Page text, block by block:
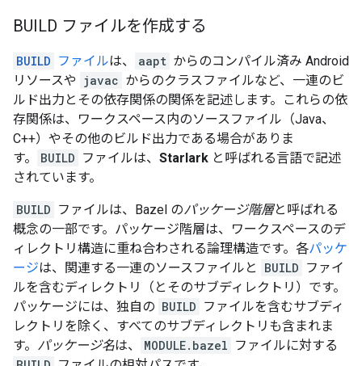
BUILD ファイルを作成する
BUILD ファイルは、 aapt からのコンパイル済み Android
リソースや javac からのクラスファイルなど、一連のビ
ルド出力とその依存関係の関係を記述します。これらの依
存関係は、ワークスペース内のソースファイル（Java、
C++）やその他のビルド出力である場合がありま
す。
BUILD ファイルは、 Starlark と呼ばれる言語で記述
されています。
BUILD ファイルは、Bazel のパッケージ階層と呼ばれる
概念の一部です。パッケージ階層は、ワークスペースのデ
ィレクトリ構造に重ね合わされる論理構造です。各パッケ
ージは、関連する一連のソースファイルと BUILD ファイ
ルを含むディレクトリ（とそのサブディレクトリ）です。
パッケージには、独自の BUILD ファイルを含むサブディ
レクトリを除く、すべてのサブディレクトリも含まれま
す。
パッケージ名は、 MODULE.bazel ファイルに対する